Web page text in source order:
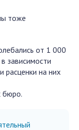
тоже
от 1 000
зависимости
расценки на них
бюро.